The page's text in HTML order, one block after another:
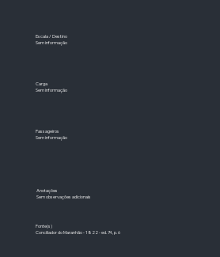
Escala / Destino
Sem informação
Carga
Sem informação
Passageiros
Sem informação
Anotações
Sem observações adicionais
Fonte(s)
Conciliador do Maranhão - 1822 - ed. 74, p. 6